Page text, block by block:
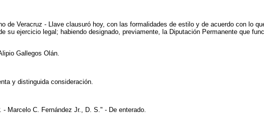
Veracruz - Llave clausuró hoy, con las formalidades de estilo y de acuerdo con lo
ejercicio legal; habiendo designado, previamente, la Diputación Permanente que
Gallegos Olán.
y distinguida consideración.
Marcelo C. Fernández Jr., D. S." - De enterado.